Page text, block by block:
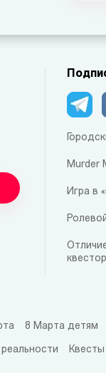
Murder
Игра в
8 Марта детям